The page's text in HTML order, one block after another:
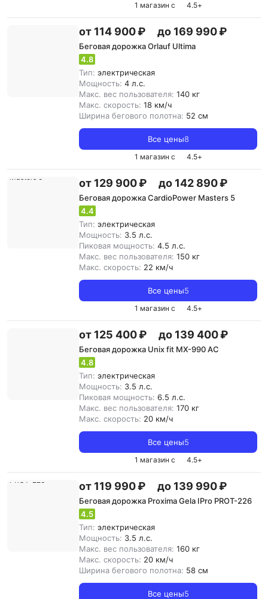
1 магазин с 4.5+
от 114 900 ₽ до 169 990 ₽
Беговая дорожка Orlauf Ultima
4.8
Тип: электрическая
Мощность: 4 л.с.
Макс. вес пользователя: 140 кг
Макс. скорость: 18 км/ч
Ширина бегового полотна: 52 см
Все цены8
1 магазин с 4.5+
от 129 900 ₽ до 142 890 ₽
Беговая дорожка CardioPower Masters 5
4.4
Тип: электрическая
Мощность: 3.5 л.с.
Пиковая мощность: 4.5 л.с.
Макс. вес пользователя: 150 кг
Макс. скорость: 22 км/ч
Все цены5
1 магазин с 4.5+
от 125 400 ₽ до 139 400 ₽
Беговая дорожка Unix fit MX-990 AC
4.8
Тип: электрическая
Мощность: 3.5 л.с.
Пиковая мощность: 6.5 л.с.
Макс. вес пользователя: 170 кг
Макс. скорость: 20 км/ч
Все цены5
1 магазин с 4.5+
от 119 990 ₽ до 139 990 ₽
Беговая дорожка Proxima Gela IPro PROT-226
4.5
Тип: электрическая
Мощность: 3.5 л.с.
Макс. вес пользователя: 160 кг
Макс. скорость: 20 км/ч
Ширина бегового полотна: 58 см
Все цены5